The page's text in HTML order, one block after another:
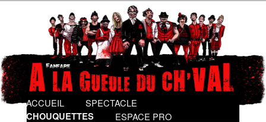
Fanfare A La Gueule du Ch'val
Fanfare gentiment punk
Menu
principalAller
au
Aller
au
ACCUEIL SPECTACLE
CHOUQUETTES ESPACE PRO